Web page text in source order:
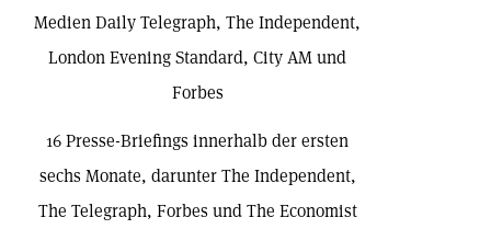
Medien Daily Telegraph, The Independent,
London Evening Standard, City AM und
Forbes
16 Presse-Briefings innerhalb der ersten
sechs Monate, darunter The Independent,
The Telegraph, Forbes und The Economist